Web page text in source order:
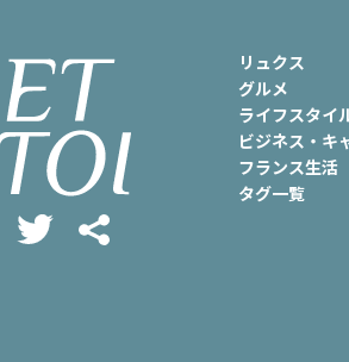
リュクス
グルメ
ライフスタイ
ビジネス・キ
フランス生活
タグ一覧